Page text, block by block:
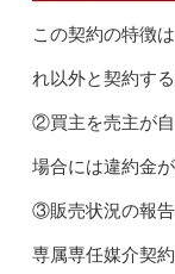
この契約の特徴
れ以外と契約す
②買主を売主が自
場合には違約金が
③販売状況の報告
専属専任媒介契